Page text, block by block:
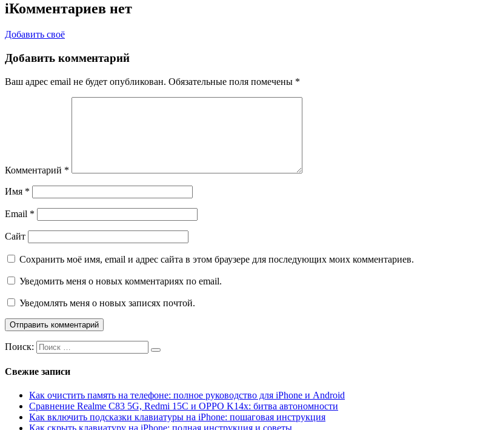
iКомментариев нет
Добавить своё
Добавить комментарий
Ваш адрес email не будет опубликован. Обязательные поля помечены *
Комментарий *
Имя *
Email *
Сайт
Сохранить моё имя, email и адрес сайта в этом браузере для последующих моих комментариев.
Уведомить меня о новых комментариях по email.
Уведомлять меня о новых записях почтой.
Поиск:
Свежие записи
Как очистить память на телефоне: полное руководство для iPhone и Android
Сравнение Realme C83 5G, Redmi 15C и OPPO K14x: битва автономности
Как включить подсказки клавиатуры на iPhone: пошаговая инструкция